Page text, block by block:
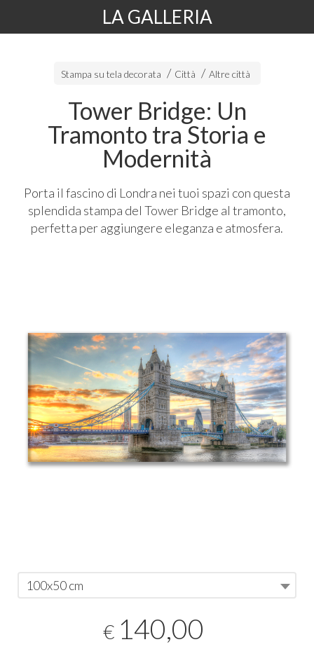
LA GALLERIA
Stampa su tela decorata Città Altre città
Tower Bridge: Un
Tramonto tra Storia e
Modernità
Porta il fascino di Londra nei tuoi spazi con questa
splendida stampa del Tower Bridge al tramonto,
perfetta per aggiungere eleganza e atmosfera.
100x50 cm
€ 140,00